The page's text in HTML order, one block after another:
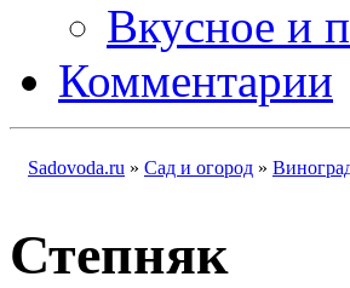
Вкусное и
Комментарии
Sadovoda.ru » Сад и огород »
Степняк